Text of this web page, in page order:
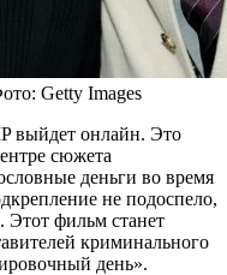
Getty Images
выйдет онлайн. Это
сюжета
деньги во время
не подоспело,
Этот фильм станет
криминального
день».